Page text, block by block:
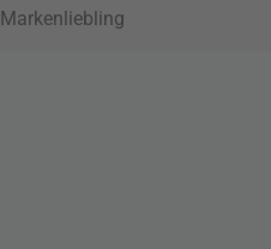
Markenliebling